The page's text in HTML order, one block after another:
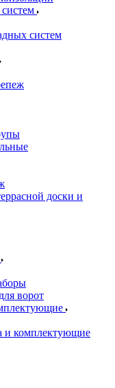
систем
доски и
ворот
и комплектующие